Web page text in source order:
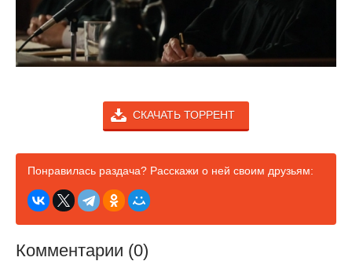
СКАЧАТЬ ТОРРЕНТ
Понравилась раздача? Расскажи о ней своим друзьям:
Комментарии (0)